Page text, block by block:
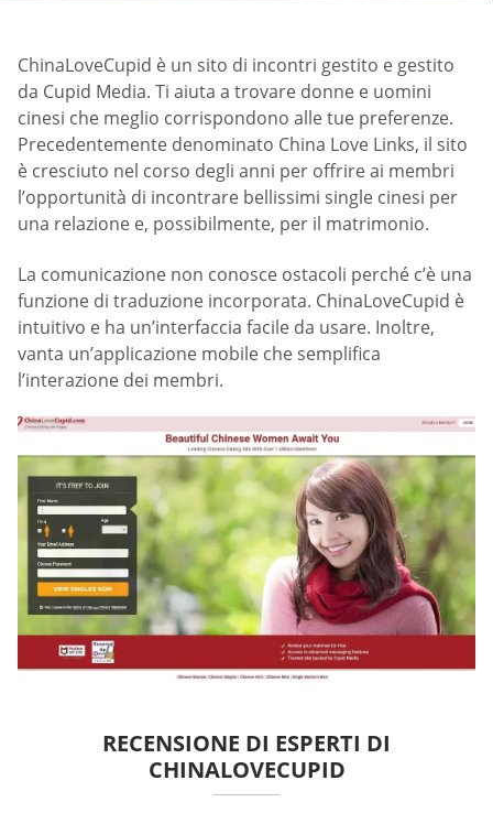
ChinaLoveCupid è un sito di incontri gestito e gestito
da Cupid Media. Ti aiuta a trovare donne e uomini
cinesi che meglio corrispondono alle tue preferenze.
Precedentemente denominato China Love Links, il sito
è cresciuto nel corso degli anni per offrire ai membri
l’opportunità di incontrare bellissimi single cinesi per
una relazione e, possibilmente, per il matrimonio.
La comunicazione non conosce ostacoli perché c’è una
funzione di traduzione incorporata. ChinaLoveCupid è
intuitivo e ha un’interfaccia facile da usare. Inoltre,
vanta un’applicazione mobile che semplifica
l’interazione dei membri.
RECENSIONE DI ESPERTI DI
CHINALOVECUPID